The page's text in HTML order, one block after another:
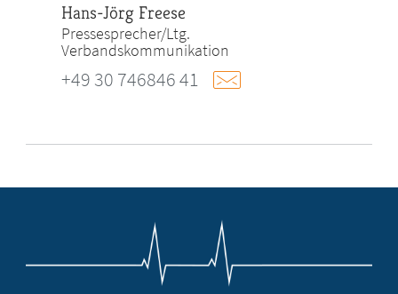
Hans-Jörg Freese
Pressesprecher/Ltg.
Verbandskommunikation
+49 30 746846 41